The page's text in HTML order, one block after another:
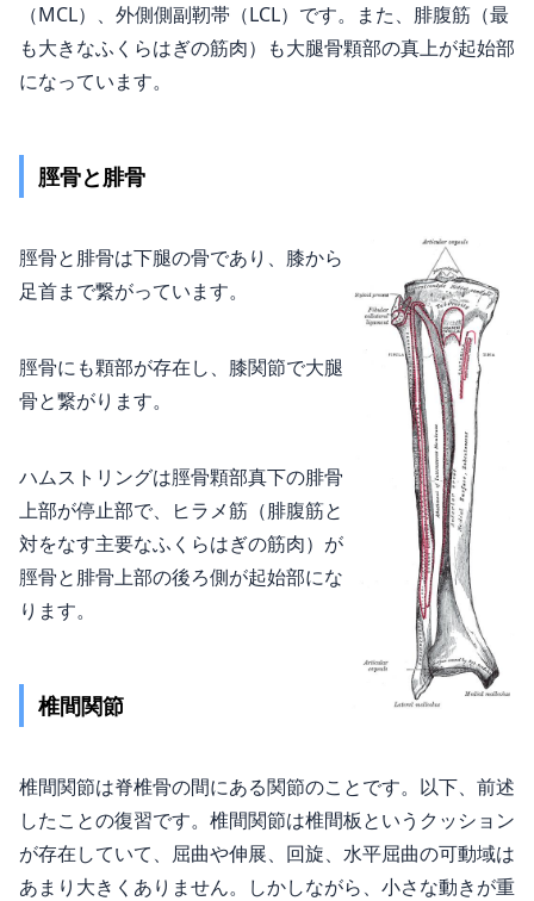
（MCL）、外側側副靭帯（LCL）です。また、腓腹筋（最
も大きなふくらはぎの筋肉）も大腿骨顆部の真上が起始部
になっています。
脛骨と腓骨
脛骨と腓骨は下腿の骨であり、膝から
足首まで繋がっています。
脛骨にも顆部が存在し、膝関節で大腿
骨と繋がります。
ハムストリングは脛骨顆部真下の腓骨
上部が停止部で、ヒラメ筋（腓腹筋と
対をなす主要なふくらはぎの筋肉）が
脛骨と腓骨上部の後ろ側が起始部にな
ります。
椎間関節
椎間関節は脊椎骨の間にある関節のことです。以下、前述
したことの復習です。椎間関節は椎間板というクッション
が存在していて、屈曲や伸展、回旋、水平屈曲の可動域は
あまり大きくありません。しかしながら、小さな動きが重